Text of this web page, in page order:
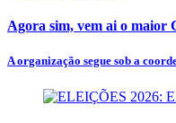
Agora sim, vem ai o maior
A organização segue sob a